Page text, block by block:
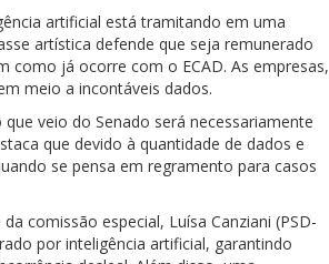
artificial está tramitando em uma
artística defende que seja remunerado
como já ocorre com o ECAD. As empresas,
meio a incontáveis dados.
veio do Senado será necessariamente
que devido à quantidade de dados e
se pensa em regramento para casos
comissão especial, Luísa Canziani (PSD-
por inteligência artificial, garantindo